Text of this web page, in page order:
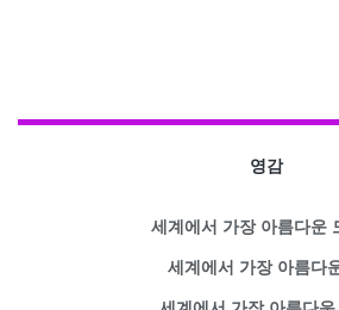
영감
세계에서 가장 아름다운
세계에서 가장 아름다